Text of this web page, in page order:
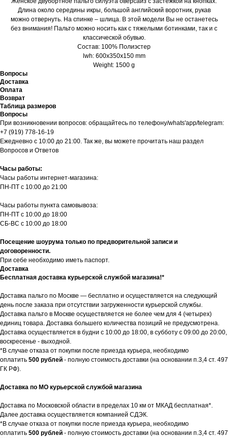
Длина около середины икры, большой английский воротник, рукав
можно отвернуть. На спинке – шлица. В этой модели Вы не останетесь
без внимания! Пальто можно носить как с тяжелыми ботинками, так и с
классической обувью.
Состав: 100% Полиэстер
lwh: 600x350x150 mm
Weight: 1500 g
Вопросы
Доставка
Оплата
Возврат
Таблица размеров
Вопросы
При возникновении вопросов: обращайтесь по телефону/whats'app/telegram:
+7 (919) 778-16-19
Ежедневно с 10:00 до 21:00. Так же, вы можете прочитать наш раздел
Вопросов и Ответов
Часы работы:
Часы работы интернет-магазина:
ПН-ПТ с 10:00 до 21:00
Часы работы пункта самовывоза:
ПН-ПТ с 10:00 до 18:00
СБ-ВС с 10:00 до 18:00
Посещение шоурума только по предворительной записи и
договоренности.
При себе необходимо иметь паспорт.
Доставка
Бесплатная доставка курьерской службой магазина!*
Доставка пальто по Москве — бесплатно и осуществляется на следующий
день после заказа при отсутствии загруженности курьерской службы.
Доставка пальто в Москве осуществляется не более чем для 4 (четырех)
единиц товара. Доставка большего количества позиций не предусмотрена.
Доставка осуществляется в будни с 10:00 до 18:00, в субботу с 09:00 до 20:00,
воскресенье - выходной.
*В случае отказа от покупки после приезда курьера, необходимо
оплатить 500 рублей - полную стоимость доставки (на основании п.3,4 ст. 497
ГК РФ).
Доставка по МО курьерской службой магазина
Доставка по Московской области в пределах 10 км от МКАД бесплатная*.
Далее доставка осуществляется компанией СДЭК.
*В случае отказа от покупки после приезда курьера, необходимо
оплатить 500 рублей - полную стоимость доставки (на основании п.3,4 ст. 497